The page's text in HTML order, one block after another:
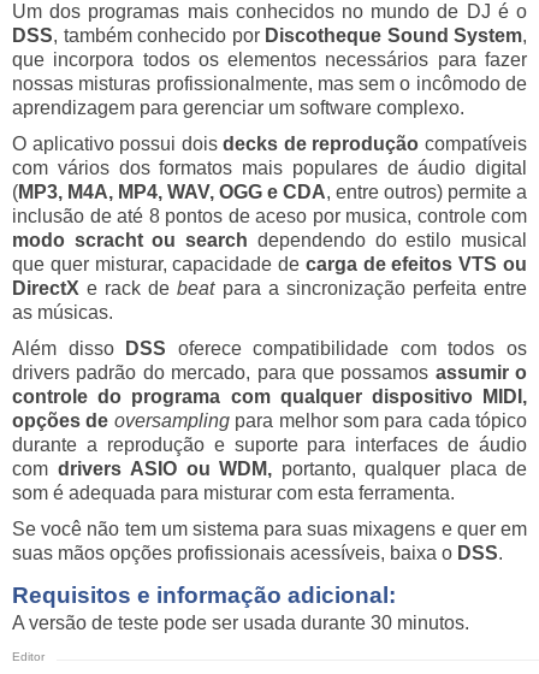
Um dos programas mais conhecidos no mundo de DJ é o
DSS, também conhecido por Discotheque Sound System,
que incorpora todos os elementos necessários para fazer
nossas misturas profissionalmente, mas sem o incômodo de
aprendizagem para gerenciar um software complexo.
O aplicativo possui doisdecks de reprodução compatíveis
com vários dos formatos mais populares de áudio digital
(MP3, M4A, MP4, WAV, OGG e CDA, entre outros) permite a
inclusão de até 8 pontos de aceso por musica, controle com
modo scracht ou search dependendo do estilo musical
que quer misturar, capacidade de carga de efeitos VTS ou
DirectX e rack debeat para a sincronização perfeita entre
as músicas.
Além disso
DSS oferece compatibilidade com todos os
drivers padrão do mercado, para que possamos assumir o
controle do programa com qualquer dispositivo MIDI,
opções de oversamplingpara melhor som para cada tópico
durante a reprodução e suporte para interfaces de áudio
com drivers ASIO ou WDM, portanto, qualquer placa de
som é adequada para misturar com esta ferramenta.
Se você não tem um sistema para suas mixagens e quer em
suas mãos opções profissionais acessíveis, baixa o DSS.
Requisitos e informação adicional:
A versão de teste pode ser usada durante 30 minutos.